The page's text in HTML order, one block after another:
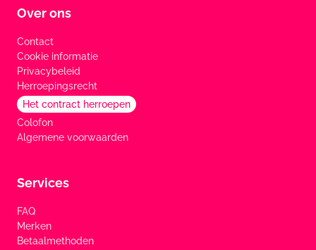
Over ons
Contact
Cookie informatie
Privacybeleid
Herroepingsrecht
Het contract herroepen
Colofon
Algemene voorwaarden
Services
FAQ
Merken
Betaalmethoden